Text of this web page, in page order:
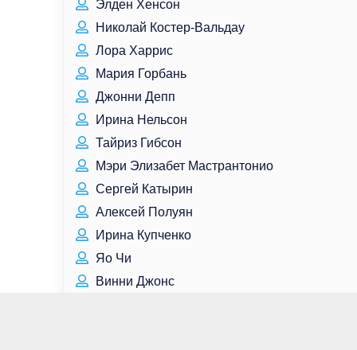
Элден Хенсон
Николай Костер-Вальдау
Лора Харрис
Мария Горбань
Джонни Депп
Ирина Нельсон
Тайриз Гибсон
Мэри Элизабет Мастрантонио
Сергей Катырин
Алексей Полуян
Ирина Купченко
Яо Чи
Винни Джонс